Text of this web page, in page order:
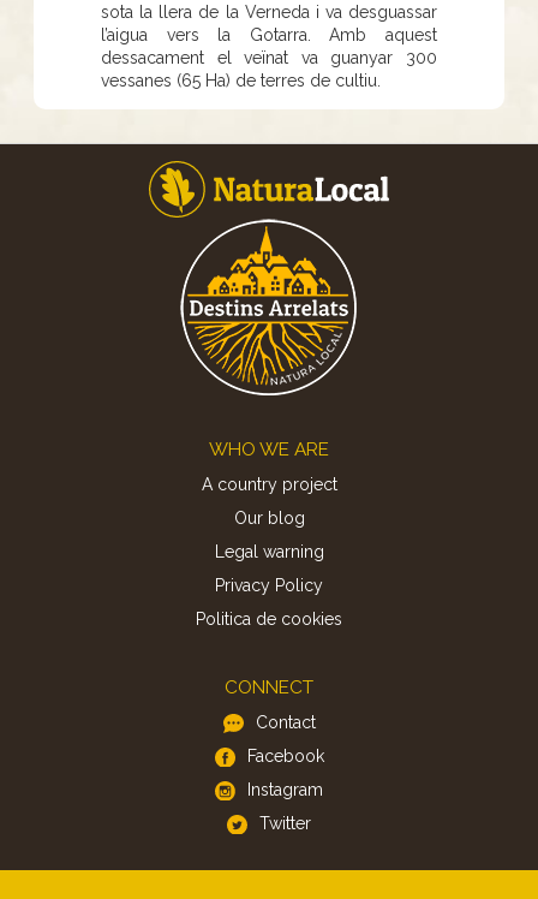
sota la llera de la Verneda i va desguassar
l’aigua vers la Gotarra. Amb aquest
dessacament el veïnat va guanyar 300
vessanes (65 Ha) de terres de cultiu.
WHO WE ARE
A country project
Our blog
Legal warning
Privacy Policy
Politica de cookies
CONNECT
Contact
Facebook
Instagram
Twitter